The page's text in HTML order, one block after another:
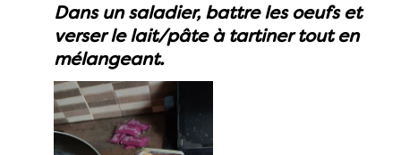
Dans un saladier, battre les oeufs et
verser le lait/pâte à tartiner tout en
mélangeant.